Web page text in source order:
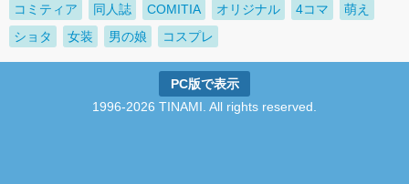
コミティア 同人誌 COMITIA オリジナル 4コマ
萌え
ショタ
女装 男の娘 コスプレ
PC版で表示
1996-2026 TINAMI. All rights reserved.